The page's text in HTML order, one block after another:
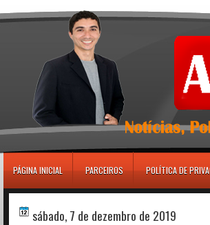
PÁGINA INICIAL PARCEIROS POLÍTICA DE
sábado, 7 de dezembro de 2019